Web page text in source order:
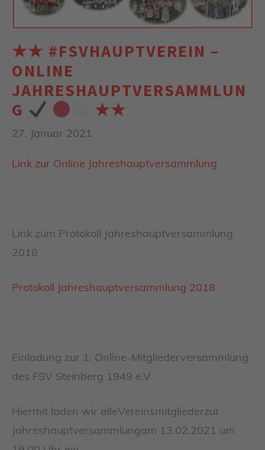
★★ #FSVHAUPTVEREIN –
ONLINE
JAHRESHAUPTVERSAMMLUN
G
★★
27. Januar 2021
Link zur Online Jahreshauptversammlung
Link zum Protokoll Jahreshauptversammlung
2018
Protokoll Jahreshauptversammlung 2018
Einladung zur 1. Online-Mitgliederversammlung
des FSV Steinberg 1949 e.V
Hiermit laden wir alleVereinsmitgliederzur
Jahreshauptversammlungam 13.02.2021 um